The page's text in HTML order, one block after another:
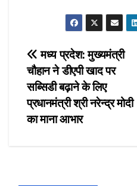
Post
navigation
मध्य प्रदेश: मुख्यमंत्री
चौहान ने डीएपी खाद पर
सब्सिडी बढ़ाने के लिए
प्रधानमंत्री श्री नरेन्द्र मोदी
का माना आभार